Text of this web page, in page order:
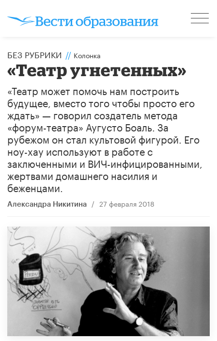
БЕЗ РУБРИКИ // Колонка
«Театр угнетенных»
«Театр может помочь нам построить
будущее, вместо того чтобы просто его
ждать» — говорил создатель метода
«форум-театра» Аугусто Боаль. За
рубежом он стал культовой фигурой. Его
ноу-хау используют в работе с
заключенными и ВИЧ-инфицированными,
жертвами домашнего насилия и
беженцами.
Александра Никитина / 27 февраля 2018